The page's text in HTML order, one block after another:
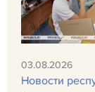
03.08.2026
Новости